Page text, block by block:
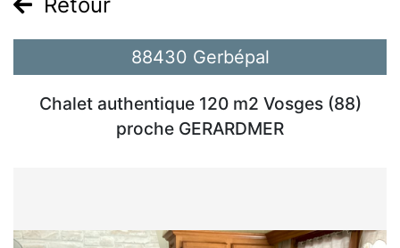
88430 Gerbépal
Chalet authentique 120 m2 Vosges (88)
proche GERARDMER